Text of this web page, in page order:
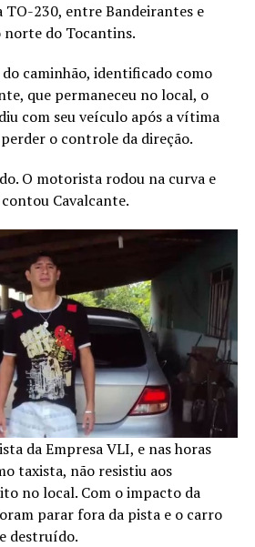
TO-230, entre Bandeirantes e
norte do Tocantins.
caminhão, identificado como
que permaneceu no local, o
com seu veículo após a vítima
o controle da direção.
O motorista rodou na curva e
Cavalcante.
da Empresa VLI, e nas horas
taxista, não resistiu aos
no local. Com o impacto da
parar fora da pista e o carro
destruído.